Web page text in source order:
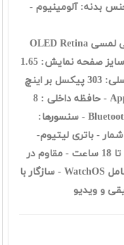
بدنه: آلومینیوم -
صفحه نمایش رنگی لمسی OLED Retina
with Force Touch با شدت نور 1000nits - سایز صفحه نمایش: 1.65
پردازنده: Apple S۳ Dual Core - حافظه داخلی : 8
گیگابایت - اتصالات: Bluetooth ،WiFi ،GPS، NFC - سنسورها:
- باتری لیتیوم-
یونی 300 میلی آمپرساعتی با میزان کارکرد تا 18 ساعت - مقاوم در
برابر آب تا عمق 50 متری - دارای سیستم عامل WatchOS - سازگار با